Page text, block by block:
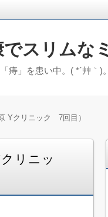
スリムな
痔」を患い中。( *´艸｀
Yクリニック 7回目）
リニッ